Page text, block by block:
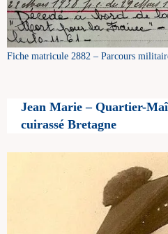
Fiche matricule 2882 – Parcours
Jean Marie – Quartier-
cuirassé Bretagne